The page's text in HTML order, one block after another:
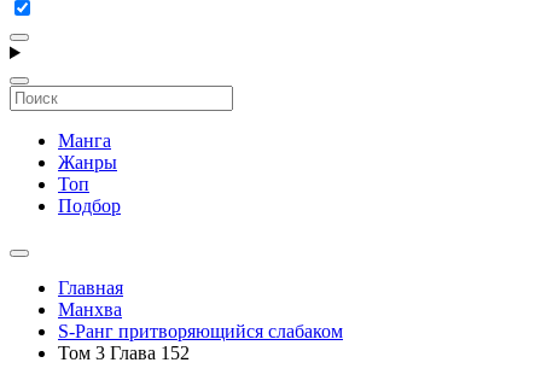
Манга
Жанры
Топ
Подбор
Главная
Манхва
S-Ранг притворяющийся слабаком
Том 3 Глава 152